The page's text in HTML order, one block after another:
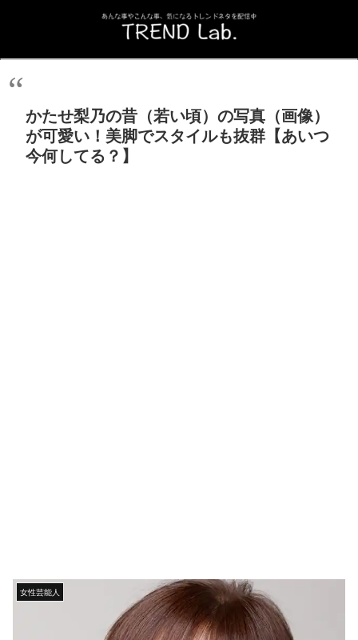
かたせ梨乃の昔（若い頃）の写真（画像）
が可愛い！美脚でスタイルも抜群【あいつ
今何してる？】
女性芸能人